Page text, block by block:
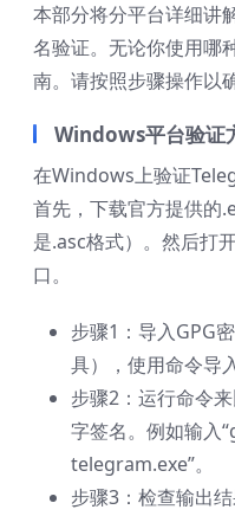
本部分将分平台详细讲
名验证。无论你使用哪
南。请按照步骤操作以
Windows平台验证
在Windows上验证
首先，下载官方提供的
是.asc格式）。然后打
口。
步骤1：导入GPG
具），使用命令导
步骤2：运行命令
字签名。例如输入
telegram.exe”。
步骤3：检查输出